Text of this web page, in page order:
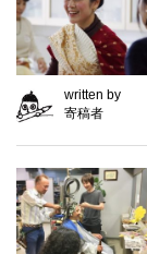
written by
寄稿者